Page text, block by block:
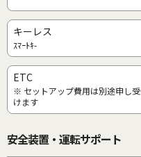
キーレス
ｽﾏｰﾄｷ-
ETC
※ セットアップ費用は別途申し受
けます
安全装置・運転サポート